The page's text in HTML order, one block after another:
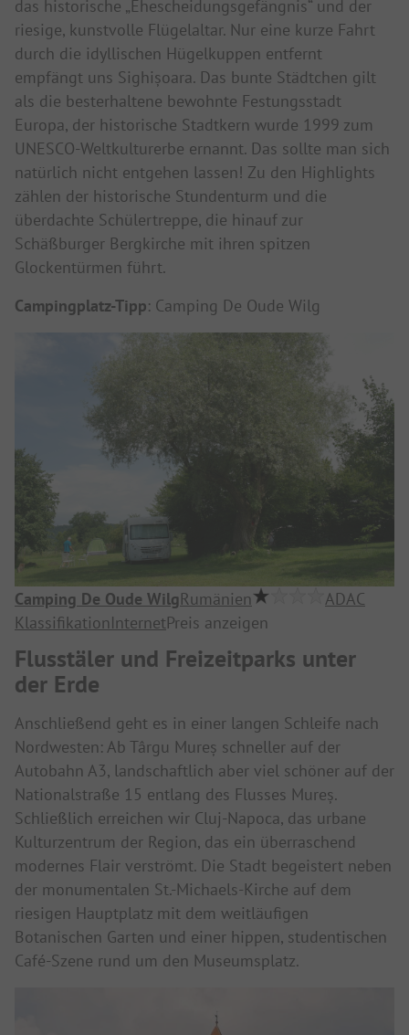
das historische „Ehescheidungsgefängnis“ und der
riesige, kunstvolle Flügelaltar. Nur eine kurze Fahrt
durch die idyllischen Hügelkuppen entfernt
empfängt uns Sighișoara. Das bunte Städtchen gilt
als die besterhaltene bewohnte Festungsstadt
Europa, der historische Stadtkern wurde 1999 zum
UNESCO-Weltkulturerbe ernannt. Das sollte man sich
natürlich nicht entgehen lassen! Zu den Highlights
zählen der historische Stundenturm und die
überdachte Schülertreppe, die hinauf zur
Schäßburger Bergkirche mit ihren spitzen
Glockentürmen führt.
Campingplatz-Tipp: Camping De Oude Wilg
Camping De Oude WilgRumänien
ADAC
KlassifikationInternetPreis anzeigen
Flusstäler und Freizeitparks unter
der Erde
Anschließend geht es in einer langen Schleife nach
Nordwesten: Ab Târgu Mureș schneller auf der
Autobahn A3, landschaftlich aber viel schöner auf der
Nationalstraße 15 entlang des Flusses Mureș.
Schließlich erreichen wir Cluj-Napoca, das urbane
Kulturzentrum der Region, das ein überraschend
modernes Flair verströmt. Die Stadt begeistert neben
der monumentalen St.-Michaels-Kirche auf dem
riesigen Hauptplatz mit dem weitläufigen
Botanischen Garten und einer hippen, studentischen
Café-Szene rund um den Museumsplatz.